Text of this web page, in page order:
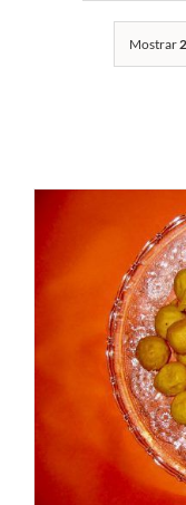
Mostrar